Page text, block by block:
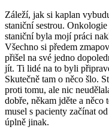
Záleží, jak si kaplan
staniční sestrou.
staniční byla mojí práci
Všechno si předem
přišel na své jedno
jít. Ti lidé na to byli
Skutečně tam o něco šlo.
proti tomu, ale nic
dobře, někam jděte a
musel s pacienty začínat
úplně jinak.